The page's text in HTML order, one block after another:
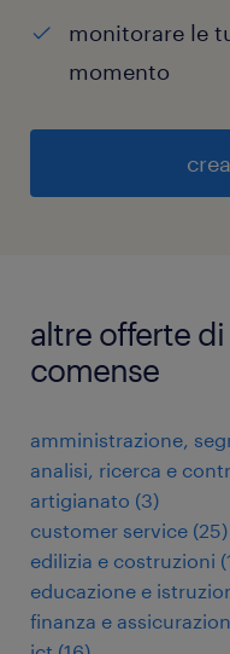
monitorare le
momento
altre offerte
comense
amministrazione,
analisi, ricerca e
artigianato (3)
customer service (25)
edilizia e costruzioni (
educazione e
finanza e